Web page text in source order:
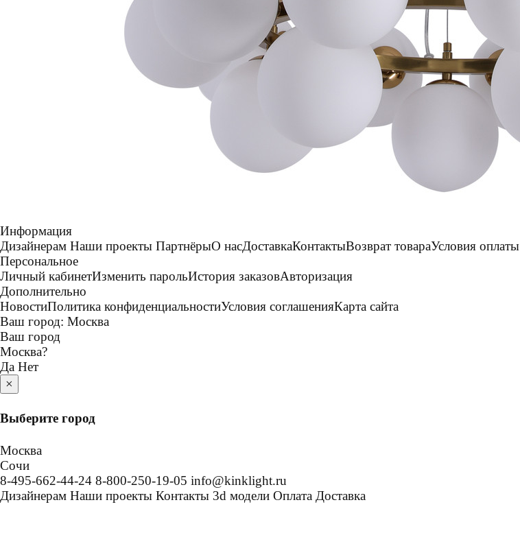
Информация
Дизайнерам Наши проекты ПартнёрыО насДоставкаКонтактыВозврат товараУсловия оплаты
Персональное
Личный кабинетИзменить парольИстория заказовАвторизация
Дополнительно
НовостиПолитика конфиденциальностиУсловия соглашенияКарта сайта
Ваш город: Москва
Ваш город
Москва?
Да Нет
×
Выберите город
Москва
Сочи
8-495-662-44-24 8-800-250-19-05 info@kinklight.ru
Дизайнерам Наши проекты Контакты 3d модели Оплата Доставка